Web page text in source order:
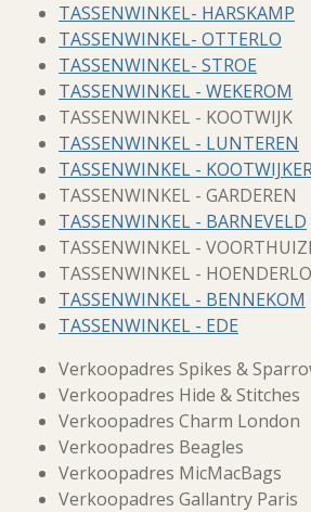
TASSENWINKEL- HARSKAMP
TASSENWINKEL- OTTERLO
TASSENWINKEL- STROE
TASSENWINKEL - WEKEROM
TASSENWINKEL - KOOTWIJK
TASSENWINKEL - LUNTEREN
TASSENWINKEL -
TASSENWINKEL - GARDEREN
TASSENWINKEL - BARNEVELD
TASSENWINKEL -
TASSENWINKEL - HOENDERLO
TASSENWINKEL - BENNEKOM
TASSENWINKEL - EDE
Verkoopadres Spikes &
Verkoopadres Hide & Stitches
Verkoopadres Charm London
Verkoopadres Beagles
Verkoopadres MicMacBags
Verkoopadres Gallantry Paris